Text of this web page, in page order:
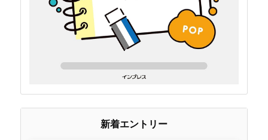
新着エントリー